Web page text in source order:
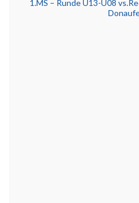
1.MS – Runde U13-U08